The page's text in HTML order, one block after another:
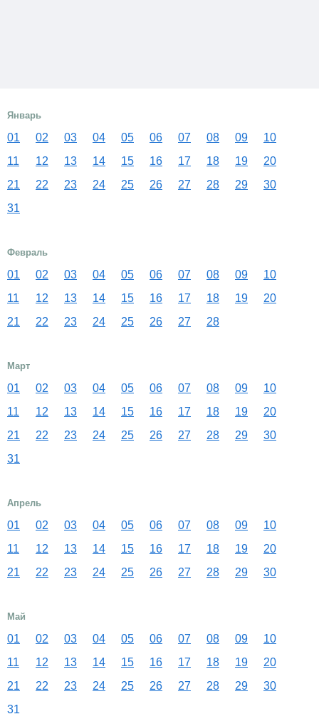
Январь
01 02 03 04 05 06 07 08 09
10
11
12 13 14 15 16 17 18 19
20
21
22 23 24 25 26 27 28 29
30
31
Февраль
01 02 03 04 05 06 07 08 09
10
11
12 13 14 15 16 17 18 19
20
21
22 23 24 25 26 27 28
Март
01 02 03 04 05 06 07 08 09
10
11
12 13 14 15 16 17 18 19
20
21
22 23 24 25 26 27 28 29
30
31
Апрель
01 02 03 04 05 06 07 08 09
10
11
12 13 14 15 16 17 18 19
20
21
22 23 24 25 26 27 28 29 30
Май
01 02 03 04 05 06 07 08 09
10
11
12 13 14 15 16 17 18 19
20
21
22 23 24 25 26 27 28 29
30
31